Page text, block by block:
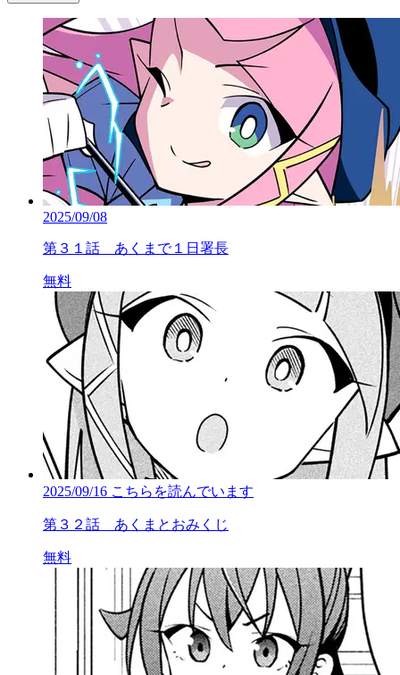
2025/09/08
第３１話 あくまで１日署長
無料
2025/09/16 こちらを読んでいます
第３２話 あくまとおみくじ
無料